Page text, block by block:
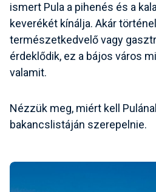
ismert Pula a pihenés és a
keverékét kínálja. Akár
természetkedvelő vagy
érdeklődik, ez a bájos város
valamit.
Nézzük meg, miért kell
bakancslistáján szerepelnie.